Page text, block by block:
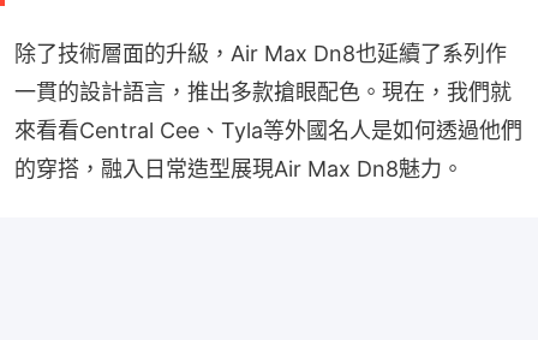
除了技術層面的升級，Air Max Dn8也延續了系列作
一貫的設計語言，推出多款搶眼配色。現在，我們就
來看看Central Cee、Tyla等外國名人是如何透過他們
的穿搭，融入日常造型展現Air Max Dn8魅力。